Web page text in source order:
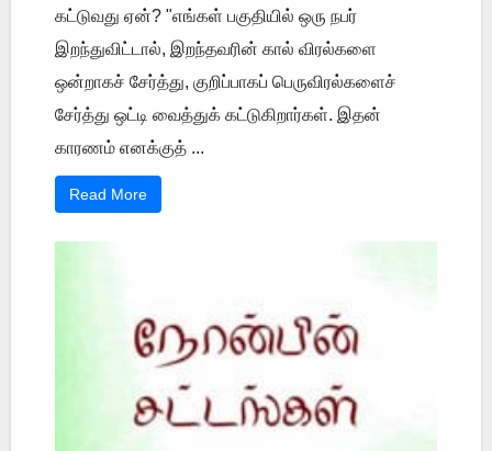
கட்டுவது ஏன்? "எங்கள் பகுதியில் ஒரு நபர்
இறந்துவிட்டால், இறந்தவரின் கால் விரல்களை
ஒன்றாகச் சேர்த்து, குறிப்பாகப் பெருவிரல்களைச்
சேர்த்து ஒட்டி வைத்துக் கட்டுகிறார்கள். இதன்
காரணம் எனக்குத் ...
Read More